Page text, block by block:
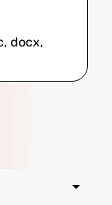
docx,